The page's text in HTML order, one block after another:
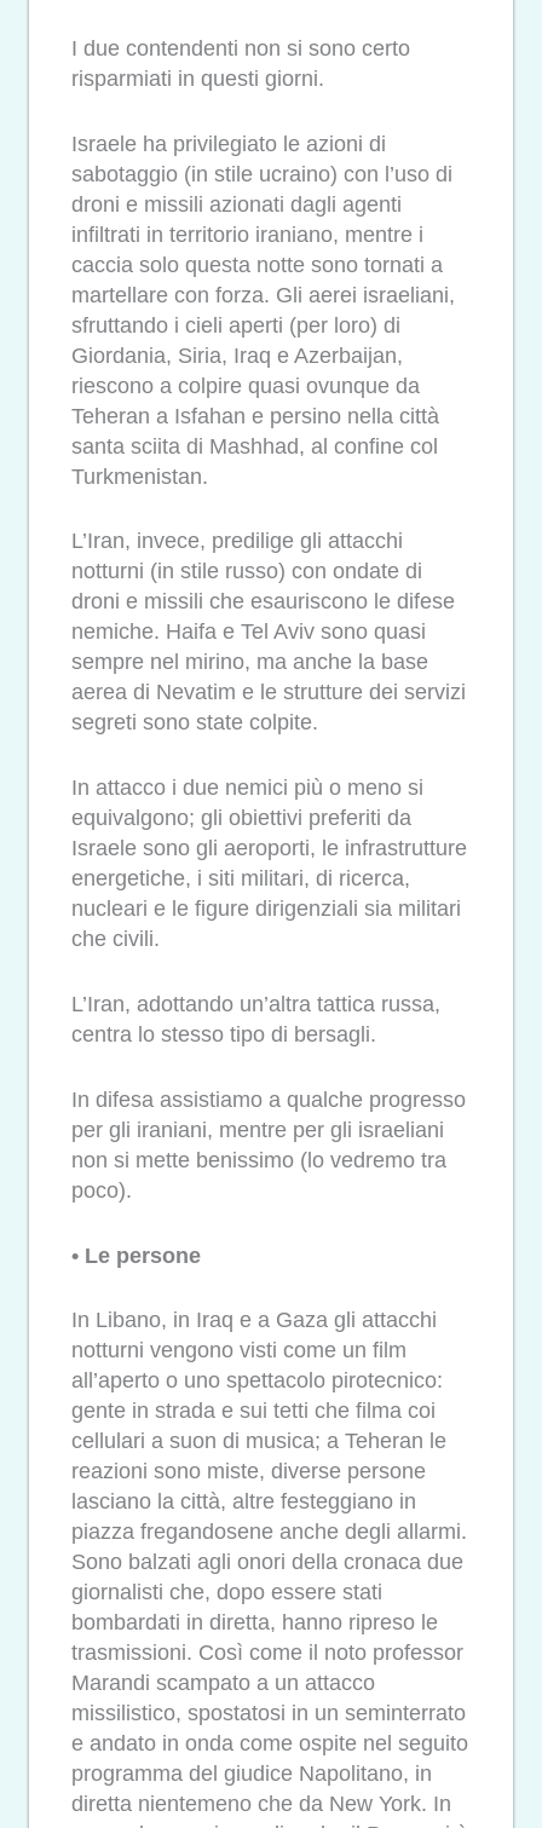
I due contendenti non si sono certo
risparmiati in questi giorni.
Israele ha privilegiato le azioni di
sabotaggio (in stile ucraino) con l’uso di
droni e missili azionati dagli agenti
infiltrati in territorio iraniano, mentre i
caccia solo questa notte sono tornati a
martellare con forza. Gli aerei israeliani,
sfruttando i cieli aperti (per loro) di
Giordania, Siria, Iraq e Azerbaijan,
riescono a colpire quasi ovunque da
Teheran a Isfahan e persino nella città
santa sciita di Mashhad, al confine col
Turkmenistan.
L’Iran, invece, predilige gli attacchi
notturni (in stile russo) con ondate di
droni e missili che esauriscono le difese
nemiche. Haifa e Tel Aviv sono quasi
sempre nel mirino, ma anche la base
aerea di Nevatim e le strutture dei servizi
segreti sono state colpite.
In attacco i due nemici più o meno si
equivalgono; gli obiettivi preferiti da
Israele sono gli aeroporti, le infrastrutture
energetiche, i siti militari, di ricerca,
nucleari e le figure dirigenziali sia militari
che civili.
L’Iran, adottando un’altra tattica russa,
centra lo stesso tipo di bersagli.
In difesa assistiamo a qualche progresso
per gli iraniani, mentre per gli israeliani
non si mette benissimo (lo vedremo tra
poco).
• Le persone
In Libano, in Iraq e a Gaza gli attacchi
notturni vengono visti come un film
all’aperto o uno spettacolo pirotecnico:
gente in strada e sui tetti che filma coi
cellulari a suon di musica; a Teheran le
reazioni sono miste, diverse persone
lasciano la città, altre festeggiano in
piazza fregandosene anche degli allarmi.
Sono balzati agli onori della cronaca due
giornalisti che, dopo essere stati
bombardati in diretta, hanno ripreso le
trasmissioni. Così come il noto professor
Marandi scampato a un attacco
missilistico, spostatosi in un seminterrato
e andato in onda come ospite nel seguito
programma del giudice Napolitano, in
diretta nientemeno che da New York. In